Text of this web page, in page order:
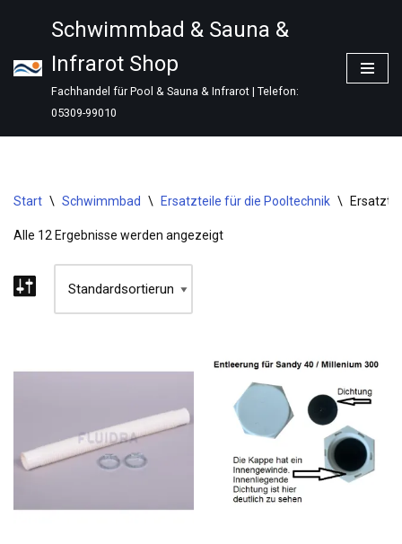
Inhalt
springen
Schwimmbad & Sauna &
Infrarot Shop
Fachhandel für Pool & Sauna & Infrarot | Telefon:
05309-99010
Start \ Schwimmbad \ Ersatzteile für die Pooltechnik \
Alle 12 Ergebnisse werden angezeigt